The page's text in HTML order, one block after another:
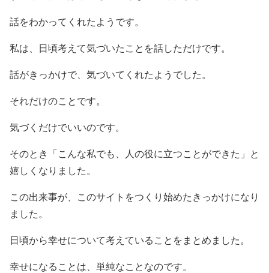
話をわかってくれたようです。
私は、日頃考えて気づいたことを話しただけです。
話がきっかけで、気づいてくれたようでした。
それだけのことです。
気づくだけでいいのです。
そのとき「こんな私でも、人の役に立つことができた」と
嬉しくなりました。
この出来事が、このサイトをつくり始めたきっかけになり
ました。
日頃から幸せについて考えていることをまとめました。
幸せになることは、単純なことなのです。